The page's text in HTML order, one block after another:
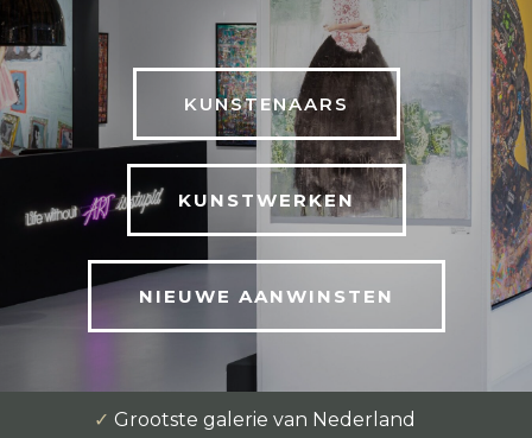
KUNSTENAARS
KUNSTWERKEN
NIEUWE AANWINSTEN
✓ Grootste galerie van Nederland